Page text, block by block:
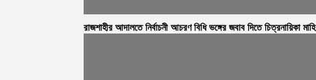
রাজশাহীর আদালতে নির্বাচনী আচরণ বিধি ভঙ্গের জবাব দিতে চিত্রনায়িকা মাহি